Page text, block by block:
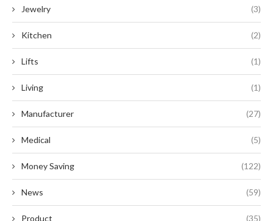
Jewelry (3)
Kitchen (2)
Lifts (1)
Living (1)
Manufacturer (27)
Medical (5)
Money Saving (122)
News (59)
Product (35)